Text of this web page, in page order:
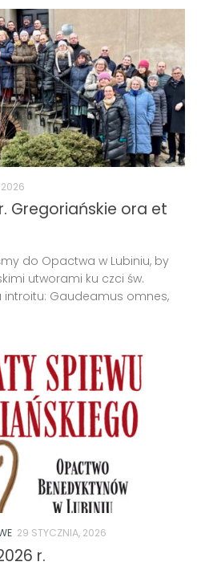
2026
Gregoriańskie ora et
do Opactwa w Lubiniu, by
utworami ku czci św.
introitu: Gaudeamus omnes,
29 STYCZNIA, 2026
r.